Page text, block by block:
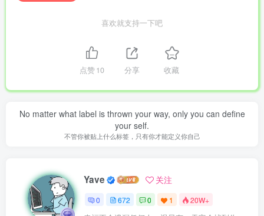
喜欢就支持一下吧
点赞10 分享 收藏
No matter what label is thrown your way, only you can define
your self.
不管你被贴上什么标签，只有你才能定义你自己
Yave 关注
0 672 0 1 20W+